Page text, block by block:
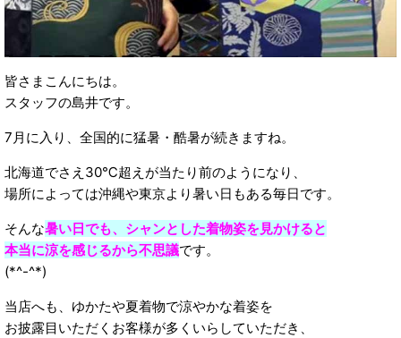
皆さまこんにちは。
スタッフの島井です。
7月に入り、全国的に猛暑・酷暑が続きますね。
北海道でさえ30℃超えが当たり前のようになり、
場所によっては沖縄や東京より暑い日もある毎日です。
そんな暑い日でも、シャンとした着物姿を見かけると
本当に涼を感じるから不思議です。
(*^-^*)
当店へも、ゆかたや夏着物で涼やかな着姿を
お披露目いただくお客様が多くいらしていただき、